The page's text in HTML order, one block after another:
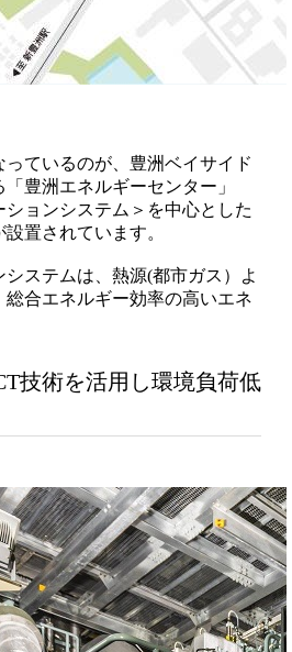
ているのが、豊洲ベイサイド
豊洲エネルギーセンター」
ョンシステム＞を中心とした
置されています。
ステムは、熱源(都市ガス）よ
総合エネルギー効率の高いエネ
技術を活用し環境負荷低